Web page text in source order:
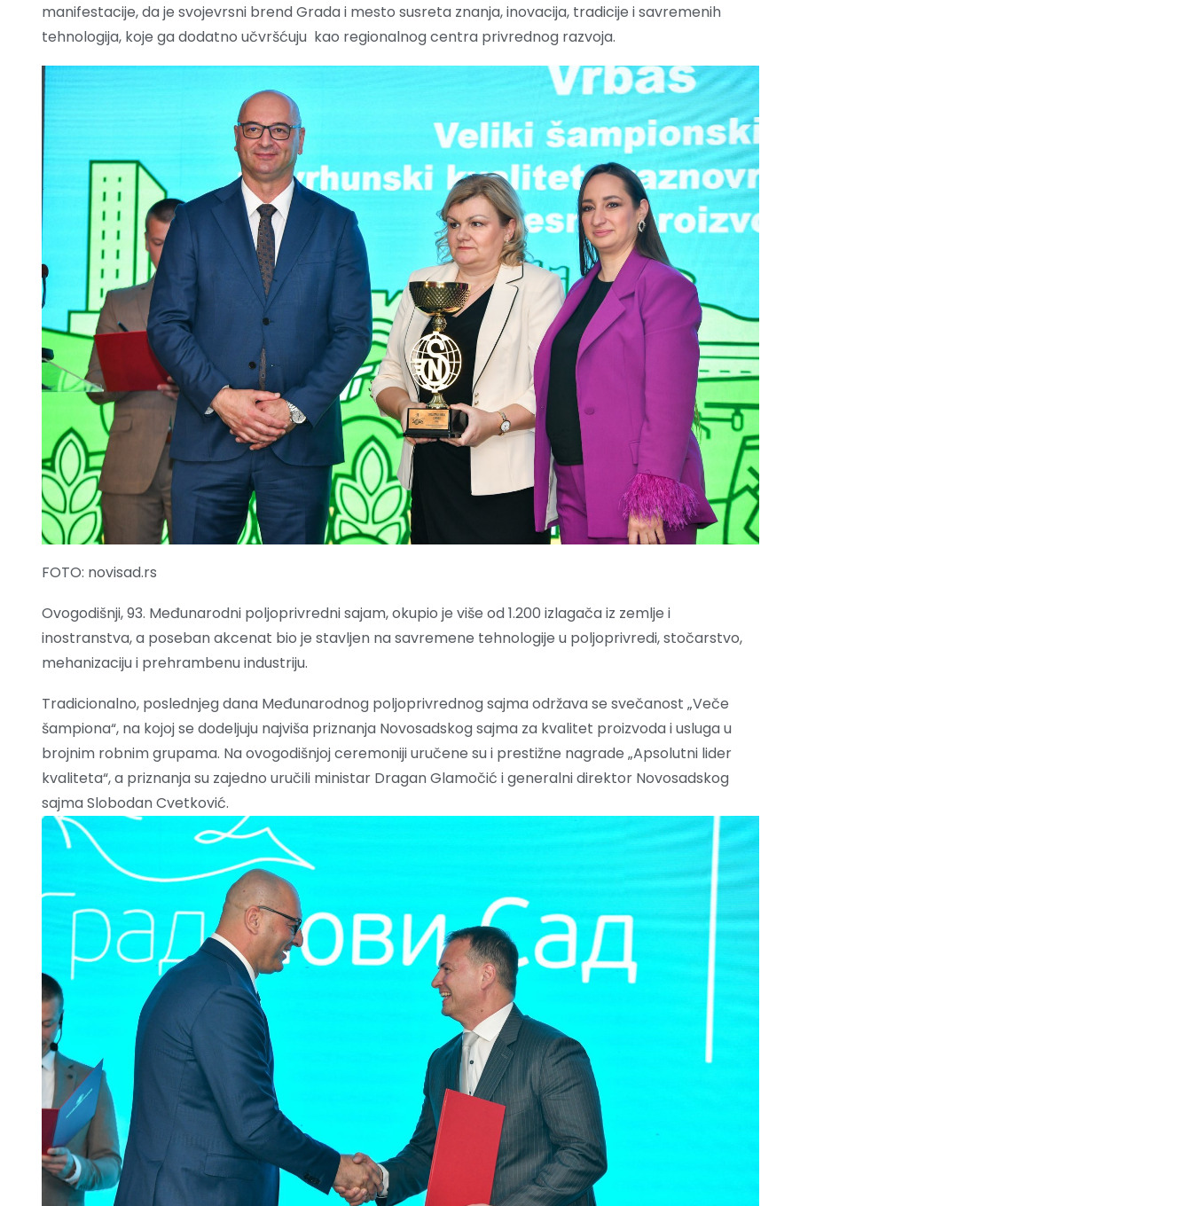
manifestacije, da je svojevrsni brend Grada i mesto susreta znanja, inovacija, tradicije i savremenih
tehnologija, koje ga dodatno učvršćuju kao regionalnog centra privrednog razvoja.
FOTO: novisad.rs
Ovogodišnji, 93. Međunarodni poljoprivredni sajam, okupio je više od 1.200 izlagača iz zemlje i
inostranstva, a poseban akcenat bio je stavljen na savremene tehnologije u poljoprivredi, stočarstvo,
mehanizaciju i prehrambenu industriju.
Tradicionalno, poslednjeg dana Međunarodnog poljoprivrednog sajma održava se svečanost „Veče
šampiona“, na kojoj se dodeljuju najviša priznanja Novosadskog sajma za kvalitet proizvoda i usluga u
brojnim robnim grupama. Na ovogodišnjoj ceremoniji uručene su i prestižne nagrade „Apsolutni lider
kvaliteta“, a priznanja su zajedno uručili ministar Dragan Glamočić i generalni direktor Novosadskog
sajma Slobodan Cvetković.